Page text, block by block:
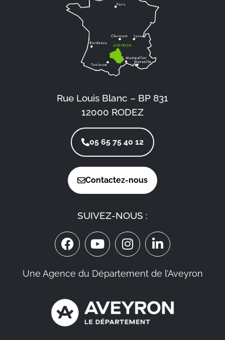
Rue Louis Blanc – BP 831
12000 RODEZ
05 65 75 40 12
Contactez-nous
SUIVEZ-NOUS :
Une Agence du Département de l’Aveyron